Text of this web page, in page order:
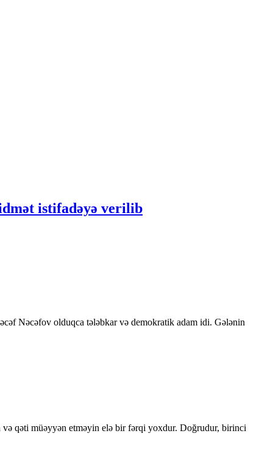
istifadəyə verilib
Nəcəfov olduqca tələbkar və demokratik adam idi. Gələnin
və qəti müəyyən etməyin elə bir fərqi yoxdur. Doğrudur, birinci